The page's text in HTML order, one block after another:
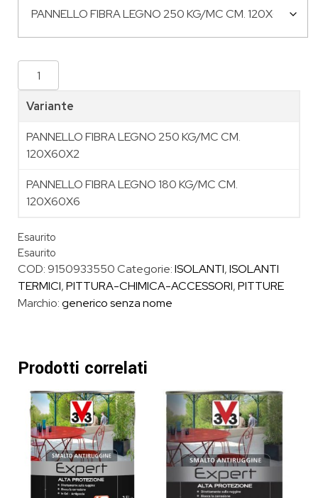
Variante
PANNELLO FIBRA LEGNO 250 KG/MC CM.
120X60X2
PANNELLO FIBRA LEGNO 180 KG/MC CM.
120X60X6
Esaurito
Esaurito
COD:9150933550Categorie:ISOLANTI,ISOLANTI
TERMICI,PITTURA-CHIMICA-ACCESSORI,PITTURE
Marchio:generico senza nome
Prodotti correlati